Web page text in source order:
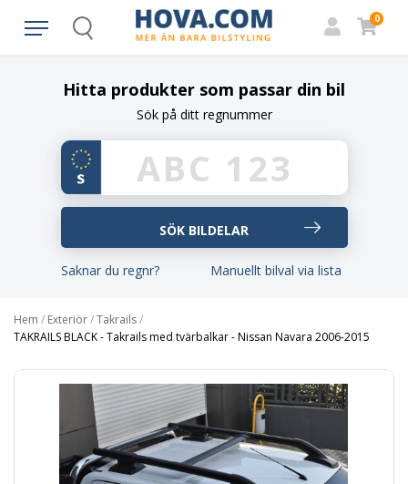
Search
0
Hitta produkter som passar din bil
Sök på ditt regnummer
Saknar du regnr? Manuellt bilval via lista
Hem / Exteriör/Takrails/
TAKRAILS BLACK - Takrails med tvärbalkar - Nissan Navara 2006-2015